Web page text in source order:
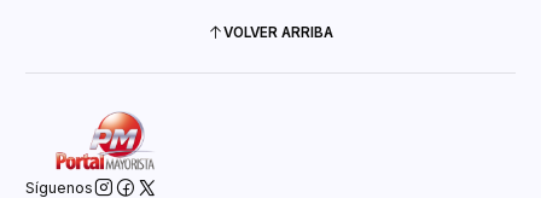
VOLVER ARRIBA
Síguenos